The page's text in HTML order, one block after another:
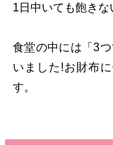
1日中いても飽きな
食堂の中には「3
いました!お財布
す。